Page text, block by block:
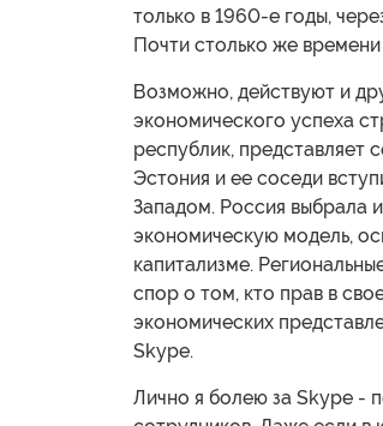
только в 1960-е годы,
Почти столько же
Возможно, действуют и
экономического успеха
республик, представляет
Эстония и ее соседи
Западом. Россия выбрала
экономическую модель,
капитализме.
спор о том, кто прав в
экономических
Skype.
Лично я болею за Skype -